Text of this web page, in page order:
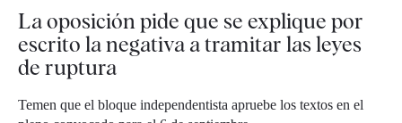
La oposición pide que se explique por
escrito la negativa a tramitar las leyes
de ruptura
Temen que el bloque independentista apruebe los textos en el